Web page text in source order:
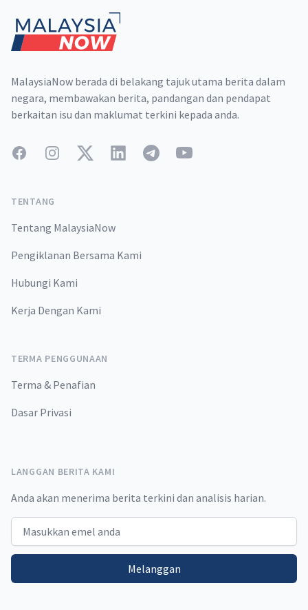
MalaysiaNow berada di belakang tajuk utama berita dalam
negara, membawakan berita, pandangan dan pendapat
berkaitan isu dan maklumat terkini kepada anda.
FacebookInstagramTwitterLinkedInTelegramYouTube
TENTANG
Tentang MalaysiaNow
Pengiklanan Bersama Kami
Hubungi Kami
Kerja Dengan Kami
TERMA PENGGUNAAN
Terma & Penafian
Dasar Privasi
LANGGAN BERITA KAMI
Anda akan menerima berita terkini dan analisis harian.
Email address
Melanggan